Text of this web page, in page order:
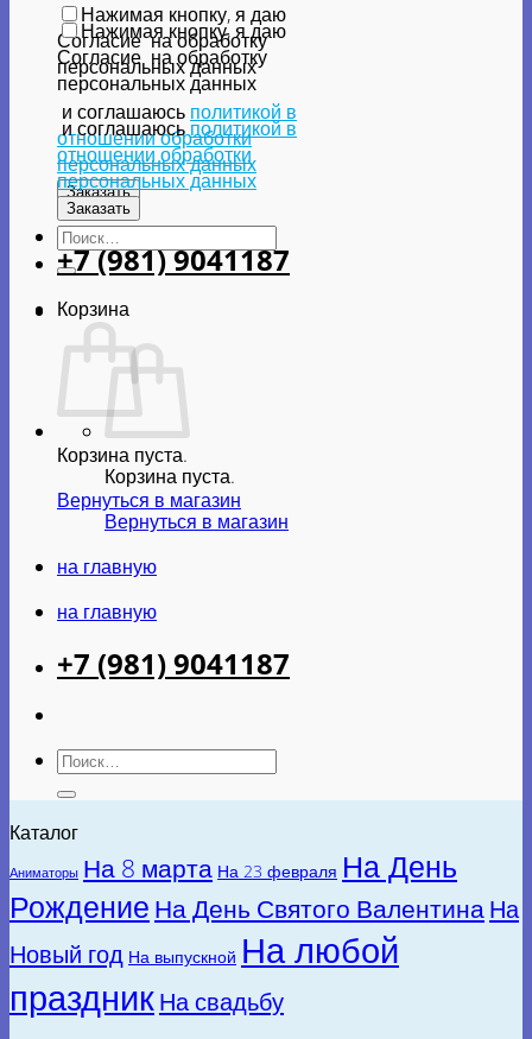
Нажимая кнопку, я даю
Согласиена обработку
персональных данных
и соглашаюсь политикой в
отношении обработки
персональных данных
Искать:
Корзина
Корзина пуста.
Вернуться в магазин
Нажимая кнопку, я даю
Согласиена обработку
персональных данных
и соглашаюсьполитикой в
отношении обработки
персональных данных
+7 (981) 9041187
Корзина пуста.
Вернуться в магазин
на главную
на главную
+7 (981) 9041187
Искать:
Каталог
Аниматоры На 8 марта На 23 февраля На День
Рождение На День Святого ВалентинаНа
Новый год На выпускной На любой
праздникНа свадьбу